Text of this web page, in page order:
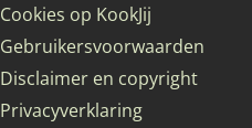
Cookies op KookJij
Gebruikersvoorwaarden
Disclaimer en copyright
Privacyverklaring